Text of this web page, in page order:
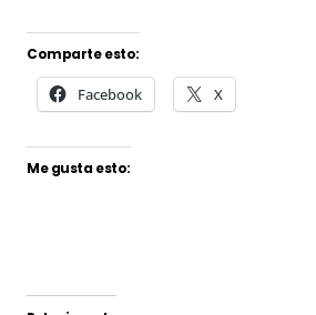
Comparte esto:
Facebook X
Me gusta esto: